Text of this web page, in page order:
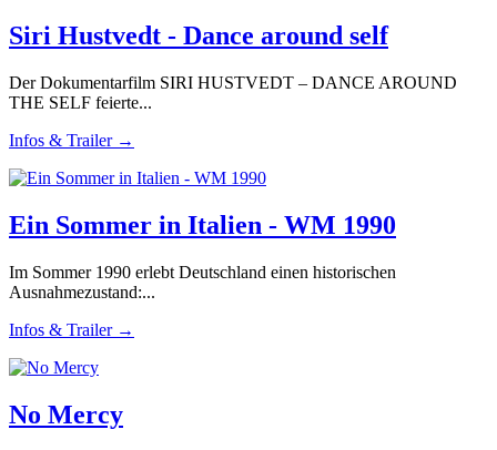
Siri Hustvedt - Dance around self
Der Dokumentarfilm SIRI HUSTVEDT – DANCE AROUND
THE SELF feierte...
Infos & Trailer →
Ein Sommer in Italien - WM 1990
Im Sommer 1990 erlebt Deutschland einen historischen
Ausnahmezustand:...
Infos & Trailer →
No Mercy